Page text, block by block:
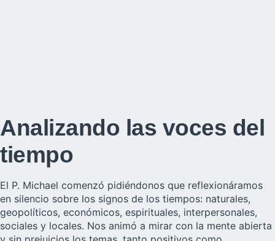
Analizando las voces del
tiempo
El P. Michael comenzó pidiéndonos que reflexionáramos
en silencio sobre los signos de los tiempos: naturales,
geopolíticos, económicos, espirituales, interpersonales,
sociales y locales. Nos animó a mirar con la mente abierta